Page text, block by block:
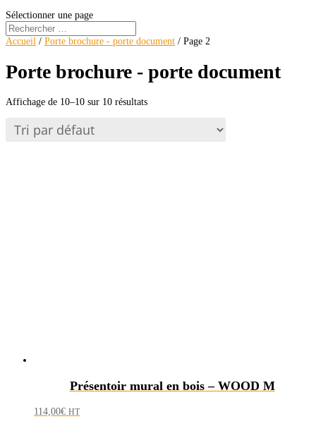
Sélectionner une page
Accueil / Porte brochure - porte document / Page 2
Porte brochure - porte document
Affichage de 10–10 sur 10 résultats
Présentoir mural en bois – WOOD M
114,00€ HT